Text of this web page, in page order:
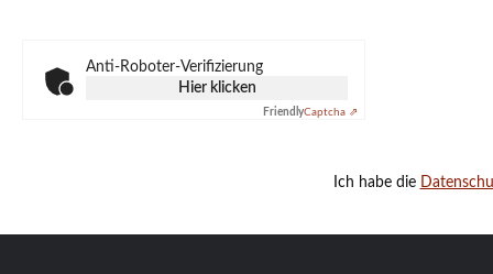
Anti-Roboter-Verifizierung
Hier klicken
FriendlyCaptcha ⇗
Ich habe die